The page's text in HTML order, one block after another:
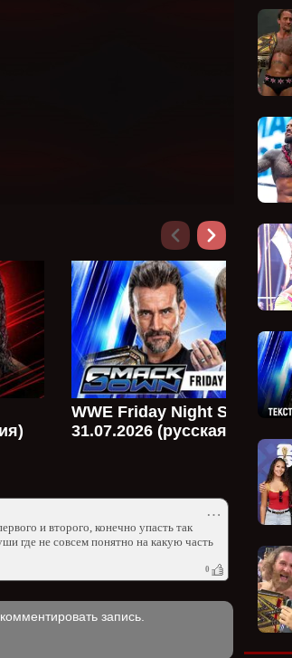
WWE Friday Night
31.07.2026 (русская версия)
⋯
и второго, конечно упасть так
где не совсем понятно на какую часть
0
запись.